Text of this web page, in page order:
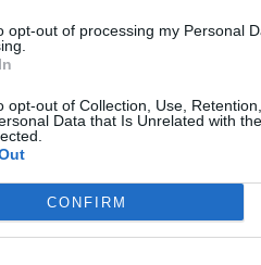
opt-out of processing my Personal
opt-out of Collection, Use,
Data that Is Unrelated with
CONFIRM
a maggioranza il Piano
e non è un buon piano!
esso discende da una